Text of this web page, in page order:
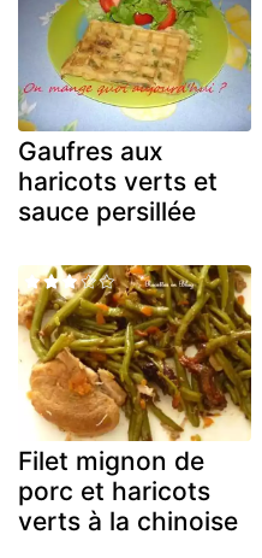
Gaufres aux
haricots verts et
sauce persillée
Filet mignon de
porc et haricots
verts à la chinoise